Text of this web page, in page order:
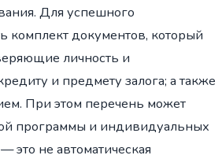
Для успешного
документов, который
личность и
и предмету залога; а также
При этом перечень может
программы и индивидуальных
не автоматическая